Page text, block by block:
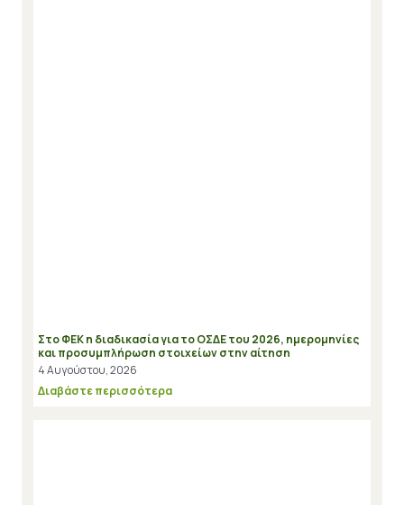
Στο ΦΕΚ η διαδικασία για το ΟΣΔΕ του 2026, ημερομηνίες
και προσυμπλήρωση στοιχείων στην αίτηση
4 Αυγούστου, 2026
Διαβάστε περισσότερα